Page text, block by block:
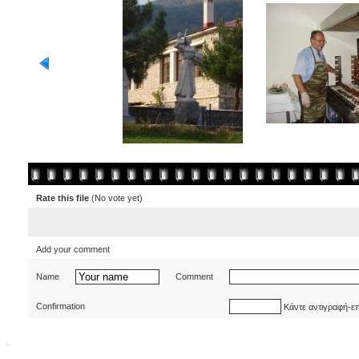
Rate this file (No vote yet)
Add your comment
Name Comment
Confirmation Κάντε αντιγραφή-